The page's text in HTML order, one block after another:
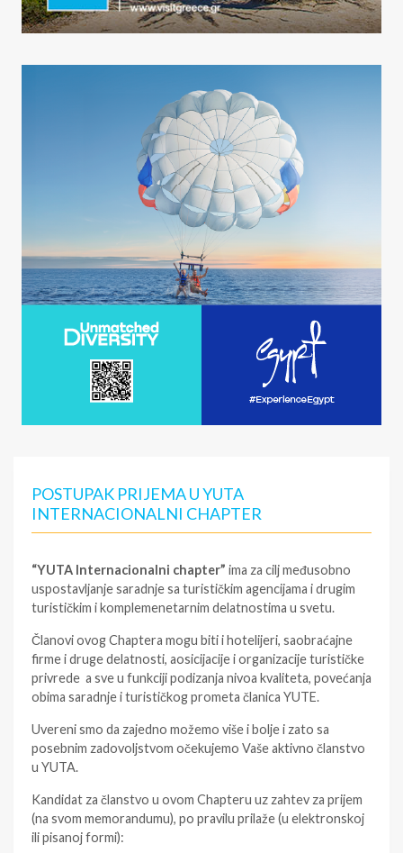
POSTUPAK PRIJEMA U YUTA
INTERNACIONALNI CHAPTER
“YUTA Internacionalni chapter” ima za cilj međusobno
uspostavljanje saradnje sa turističkim agencijama i drugim
turističkim i komplemenetarnim delatnostima u svetu.
Članovi ovog Chaptera mogu biti i hotelijeri, saobraćajne
firme i druge delatnosti, aosicijacije i organizacije turističke
privrede a sve u funkciji podizanja nivoa kvaliteta, povećanja
obima saradnje i turističkog prometa članica YUTE.
Uvereni smo da zajedno možemo više i bolje i zato sa
posebnim zadovoljstvom očekujemo Vaše aktivno članstvo
u YUTA.
Kandidat za članstvo u ovom Chapteru uz zahtev za prijem
(na svom memorandumu), po pravilu prilaže (u elektronskoj
ili pisanoj formi):